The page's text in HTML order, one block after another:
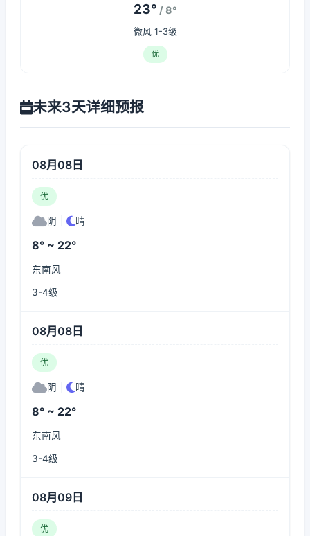
23° / 8°
微风 1-3级
优
未来3天详细预报
08月08日
优
阴 晴
8° ~ 22°
东南风
3-4级
08月08日
优
阴 晴
8° ~ 22°
东南风
3-4级
08月09日
优